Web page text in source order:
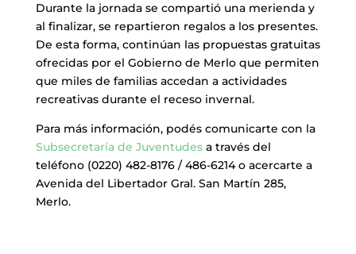
Durante la jornada se compartió una merienda y
al finalizar, se repartieron regalos a los presentes.
De esta forma, continúan las propuestas gratuitas
ofrecidas por el Gobierno de Merlo que permiten
que miles de familias accedan a actividades
recreativas durante el receso invernal.
Para más información, podés comunicarte con la
Subsecretaría de Juventudesa través del
teléfono (0220) 482-8176 / 486-6214 o acercarte a
Avenida del Libertador Gral. San Martín 285,
Merlo.